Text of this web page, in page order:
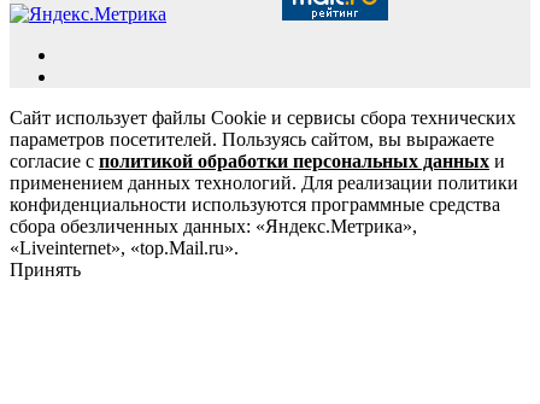
Сайт использует файлы Cookie и сервисы сбора технических
параметров посетителей. Пользуясь сайтом, вы выражаете
согласие с политикой обработки персональных данных и
применением данных технологий. Для реализации политики
конфиденциальности используются программные средства
сбора обезличенных данных: «Яндекс.Метрика»,
«Liveinternet», «top.Mail.ru».
Принять